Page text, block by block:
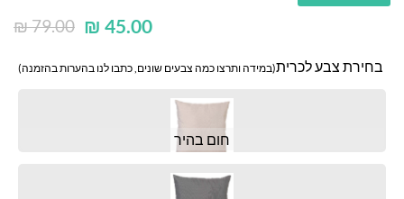
₪79.00 ₪ 45.00
בחירת צבע לכרית(במידה ותרצו כמה צבעים שונים, כתבו לנו בהערות בהזמנה)
חום בהיר